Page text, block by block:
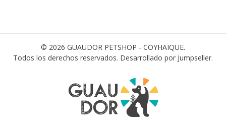
© 2026 GUAUDOR PETSHOP - COYHAIQUE.
Todos los derechos reservados. Desarrollado por Jumpseller.